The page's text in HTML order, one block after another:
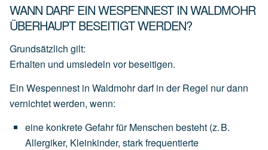
WANN DARF EIN WESPENNEST IN WALDMOHR
ÜBERHAUPT BESEITIGT WERDEN?
Grundsätzlich gilt:
Erhalten und umsiedeln vor beseitigen.
Ein Wespennest in Waldmohr darf in der Regel nur dann
vernichtet werden, wenn:
eine konkrete Gefahr für Menschen besteht (z.B.
Allergiker, Kleinkinder, starkfrequentierte